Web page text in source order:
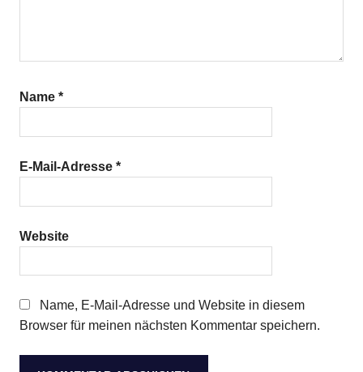
Name *
E-Mail-Adresse *
Website
Name, E-Mail-Adresse und Website in diesem
Browser für meinen nächsten Kommentar speichern.